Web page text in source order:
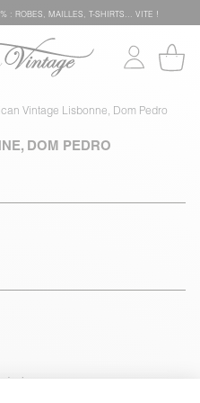
: ROBES, MAILLES, T-SHIRTS... VITE !
Vintage Lisbonne, Dom Pedro
DOM PEDRO